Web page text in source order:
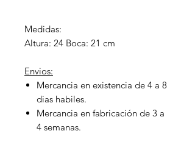
Medidas:
Altura: 24 Boca: 21 cm
Envios:
Mercancia en existencia de 4 a 8
dias habiles.
Mercancia en fabricación de 3 a
4 semanas.